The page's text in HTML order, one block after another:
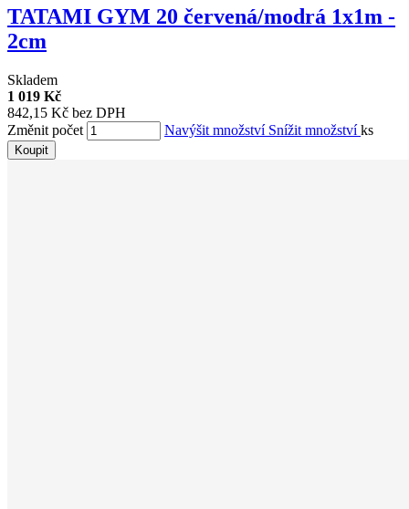
TATAMI GYM 20 červená/modrá 1x1m -
2cm
Skladem
1 019 Kč
842,15 Kč bez DPH
Změnit počet
Navýšit množství Snížit množstvíks
Koupit